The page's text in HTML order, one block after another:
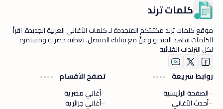
كلمات ترند
موقع كلمات ترند مكتبتكم المتجددة لـ كلمات الأغاني العربية الجديدة. اقرأ
الكلمات شاهد الفيديو وغنِّ مع فنانك المفضل. تغطية حصرية ومستمرة
لكل الترندات الغنائية
روابط سريعة
الصفحة الرئيسية
أحدث الأغاني
تصفح الأقسام
أغاني مصرية
أغاني جزائرية